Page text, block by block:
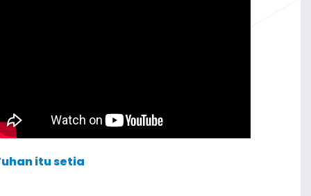
itu setia